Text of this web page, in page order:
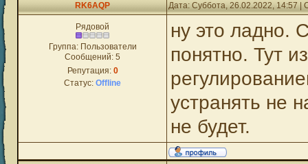
RK6AQP Дата: Суббота, 26.02.2022, 14:57
Рядовой
Группа: Пользователи
Сообщений: 5
Репутация: 0
Статус: Offline
ну это ладно.
понятно. Тут
устранять не
не будет.